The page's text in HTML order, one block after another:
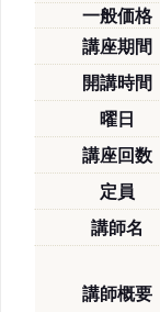
一般価格
講座期間
開講時間
曜日
講座回数
定員
講師名
講師概要